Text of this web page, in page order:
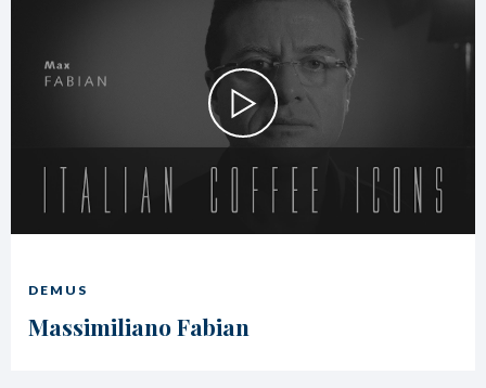
DEMUS
Massimiliano Fabian